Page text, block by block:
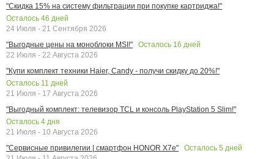
"Скидка 15% на систему фильтрации при покупке картриджа!"
Осталось 46 дней
24 Июля - 21 Сентября 2026
"Выгодные цены на моноблоки MSI!"
Осталось 16 дней
22 Июля - 22 Августа 2026
"Купи комплект техники Haier, Candy - получи скидку до 20%!"
Осталось 11 дней
21 Июля - 17 Августа 2026
"Выгодный комплект: телевизор TCL и консоль PlayStation 5 Slim!"
Осталось 4 дня
21 Июля - 10 Августа 2026
"Сервисные привилегии | смартфон HONOR X7e"
Осталось 5 дней